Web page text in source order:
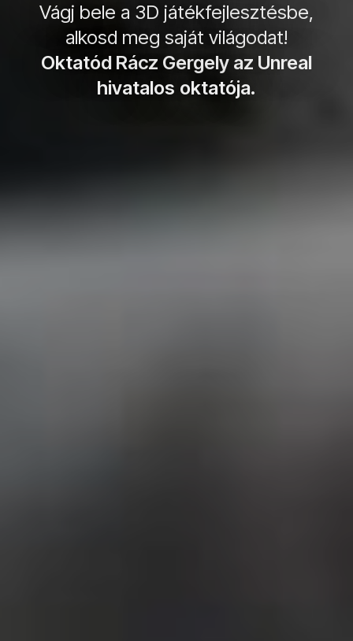
Vágj bele a 3D játékfejlesztésbe,
alkosd meg saját világodat!
Oktatód Rácz Gergely az Unreal
hivatalos oktatója.